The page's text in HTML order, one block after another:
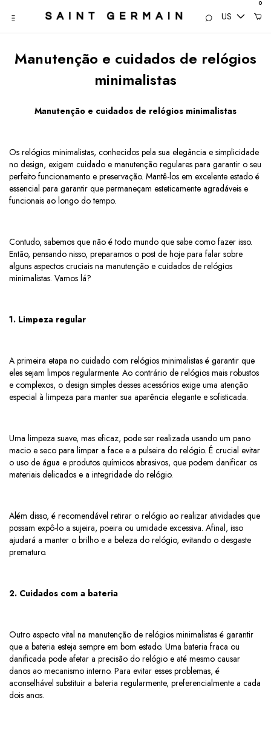
US
0
Manutenção e cuidados de relógios
minimalistas
Manutenção e cuidados de relógios minimalistas
Os relógios minimalistas, conhecidos pela sua elegância e simplicidade
no design, exigem cuidado e manutenção regulares para garantir o seu
perfeito funcionamento e preservação. Mantê-los em excelente estado é
essencial para garantir que permaneçam esteticamente agradáveis e
funcionais ao longo do tempo.
Contudo, sabemos que não é todo mundo que sabe como fazer isso.
Então, pensando nisso, preparamos o post de hoje para falar sobre
alguns aspectos cruciais na manutenção e cuidados de relógios
minimalistas. Vamos lá?
1. Limpeza regular
A primeira etapa no cuidado com relógios minimalistas é garantir que
eles sejam limpos regularmente. Ao contrário de relógios mais robustos
e complexos, o design simples desses acessórios exige uma atenção
especial à limpeza para manter sua aparência elegante e sofisticada.
Uma limpeza suave, mas eficaz, pode ser realizada usando um pano
macio e seco para limpar a face e a pulseira do relógio. É crucial evitar
o uso de água e produtos químicos abrasivos, que podem danificar os
materiais delicados e a integridade do relógio.
Além disso, é recomendável retirar o relógio ao realizar atividades que
possam expô-lo a sujeira, poeira ou umidade excessiva. Afinal, isso
ajudará a manter o brilho e a beleza do relógio, evitando o desgaste
prematuro.
2. Cuidados com a bateria
Outro aspecto vital na manutenção de relógios minimalistas é garantir
que a bateria esteja sempre em bom estado. Uma bateria fraca ou
danificada pode afetar a precisão do relógio e até mesmo causar
danos ao mecanismo interno. Para evitar esses problemas, é
aconselhável substituir a bateria regularmente, preferencialmente a cada
dois anos.